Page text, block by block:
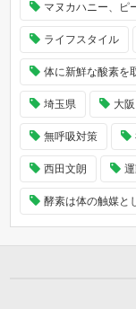
マヌカハニー、ピ
ライフスタイル
体に新鮮な酸素を
埼玉県 大阪
無呼吸対策
西田文朗
酵素は体の触媒と